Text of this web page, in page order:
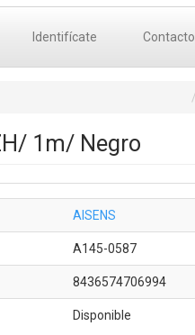
Identifícate Contacto
1m/ Negro
AISENS
A145-0587
8436574706994
Disponible